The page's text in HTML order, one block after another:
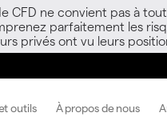
CFD ne convient pas à
parfaitement les
privés ont vu leurs
outils À propos de nous